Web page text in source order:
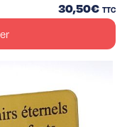
30,50€ TTC